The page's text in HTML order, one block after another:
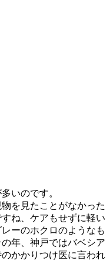
いのです。
を見たことがなかった
ね、ケアもせずに軽い
ーのホクロのようなも
年、神戸ではバベシア
かかりつけ医に言われ